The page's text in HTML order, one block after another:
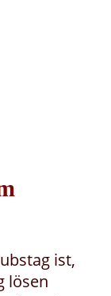
ist,
lösen